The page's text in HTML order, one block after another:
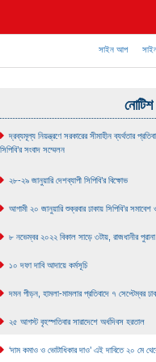
democratic
সাইন আপ
নোটিশ
দ্রব্যমূল্য নিয়ন্ত্রণে সরকারের সীমাহীন ব্যর্থতার
সিপিবি’র সংবাদ সম্মেলন
২৮-২৯ জানুয়ারি দেশব্যাপী সিপিবি’র বিক্ষোভ
আগামী ২০ জানুয়ারি শুক্রবার ঢাকায় সিপিবি’র
৮ নভেম্বর ২০২২ বিকাল সাড়ে ৩টায়, রাজধানীর পুরানা
১০ দফা দাবি আদায়ে কর্মসূচি
দমন পীড়ন, হামলা-মামলার প্রতিবাদে ৭ সেপ্টেম্বর
২৫ আগস্ট বৃহস্পতিবার সারাদেশে অর্ধদিবস হরতাল
‘দাম কমাও ও ভোটাধিকার দাও’ এই দাবিতে ২০ মে